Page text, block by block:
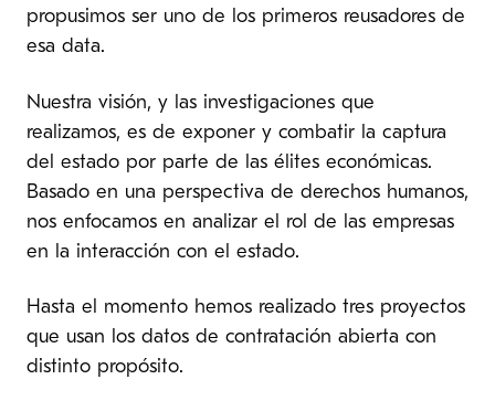
propusimos ser uno de los primeros reusadores de
esa data.
Nuestra visión, y las investigaciones que
realizamos, es de exponer y combatir la captura
del estado por parte de las élites económicas.
Basado en una perspectiva de derechos humanos,
nos enfocamos en analizar el rol de las empresas
en la interacción con el estado.
Hasta el momento hemos realizado tres proyectos
que usan los datos de contratación abierta con
distinto propósito.